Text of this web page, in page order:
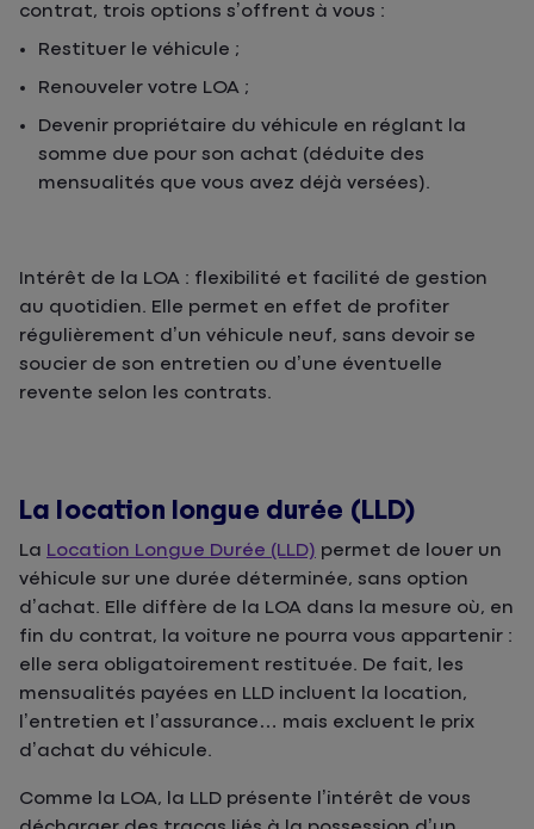
contrat, trois options s’offrent à vous :
Restituer le véhicule ;
Renouveler votre LOA ;
Devenir propriétaire du véhicule en réglant la
somme due pour son achat (déduite des
mensualités que vous avez déjà versées).
Intérêt de la LOA : flexibilité et facilité de gestion
au quotidien. Elle permet en effet de profiter
régulièrement d’un véhicule neuf, sans devoir se
soucier de son entretien ou d’une éventuelle
revente selon les contrats.
La location longue durée (LLD)
La Location Longue Durée (LLD) permet de louer un
véhicule sur une durée déterminée, sans option
d’achat. Elle diffère de la LOA dans la mesure où, en
fin du contrat, la voiture ne pourra vous appartenir :
elle sera obligatoirement restituée. De fait, les
mensualités payées en LLD incluent la location,
l’entretien et l’assurance… mais excluent le prix
d’achat du véhicule.
Comme la LOA, la LLD présente l’intérêt de vous